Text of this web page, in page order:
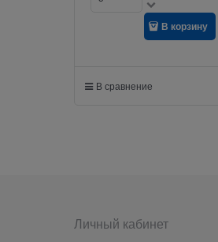
В корзину
В сравнение
Личный кабинет